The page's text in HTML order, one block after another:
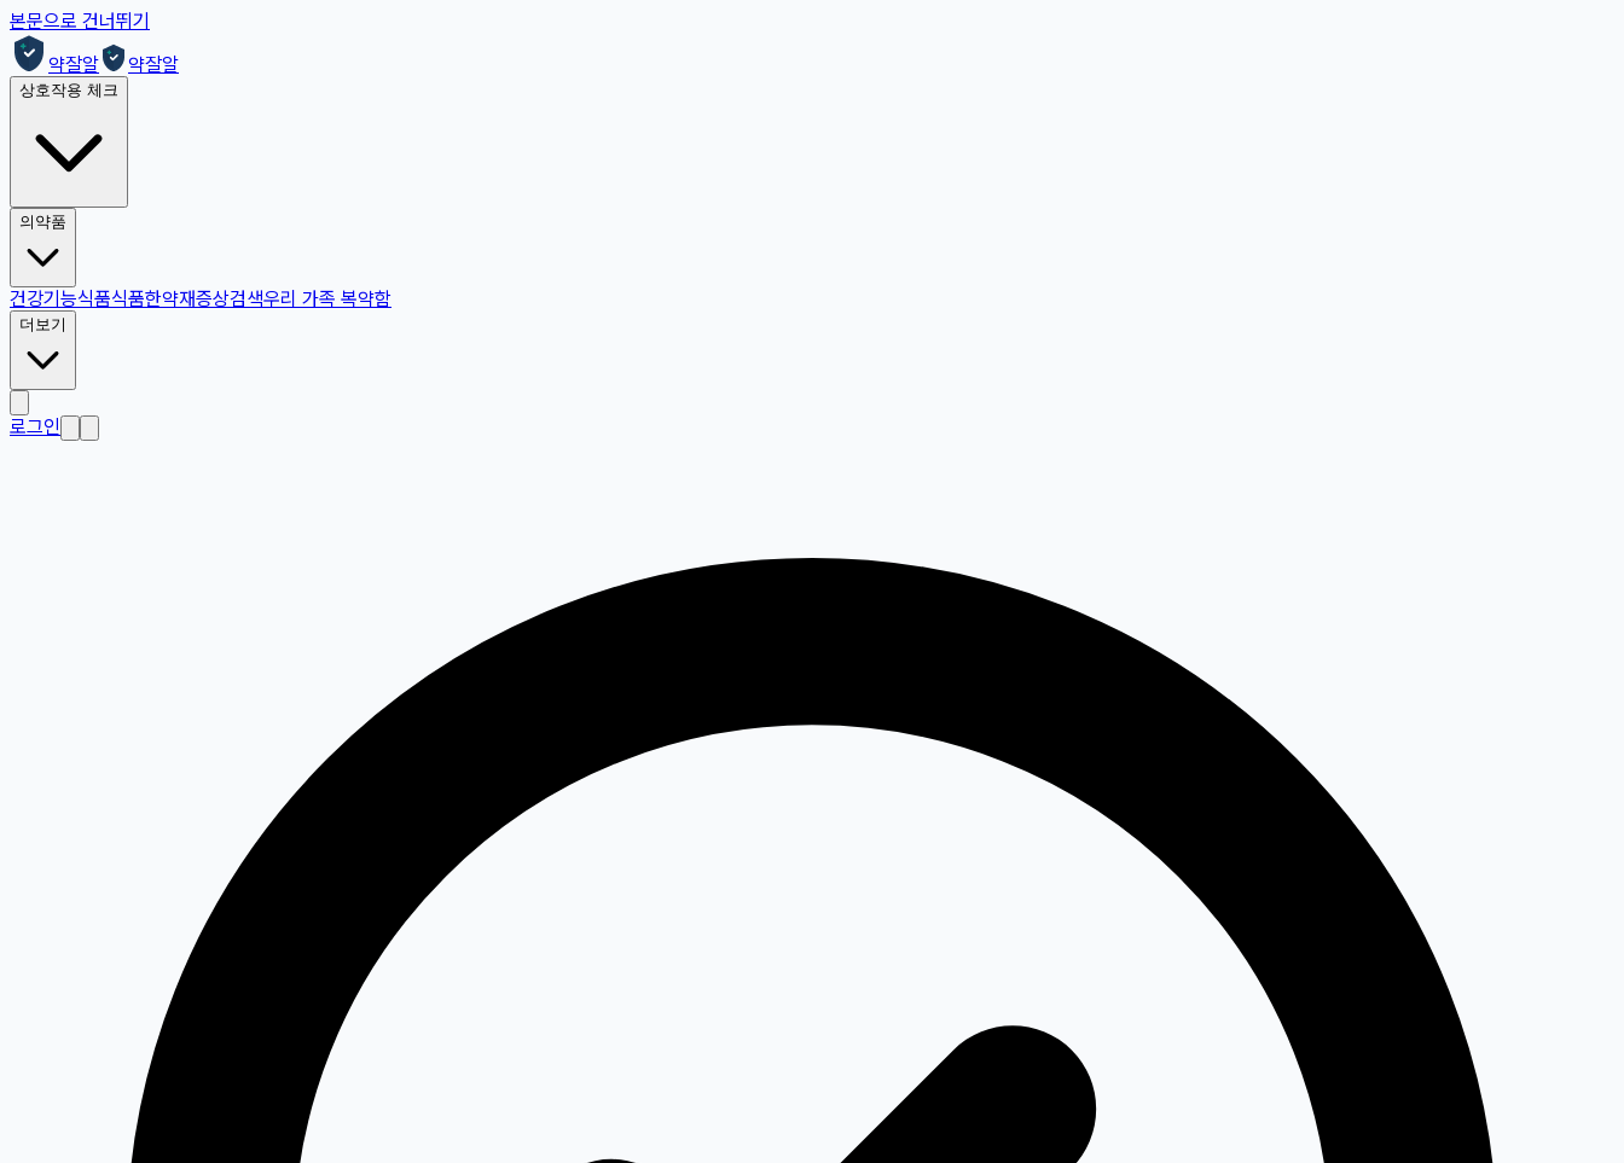
본문으로 건너뛰기
약잘알
약잘알
상호작용 체크
의약품
건강기능식품식품한약재증상검색우리 가족 복약함
더보기
로그인